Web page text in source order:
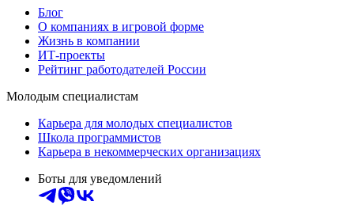
Блог
О компаниях в игровой форме
Жизнь в компании
ИТ-проекты
Рейтинг работодателей России
Молодым специалистам
Карьера для молодых специалистов
Школа программистов
Карьера в некоммерческих организациях
Боты для уведомлений